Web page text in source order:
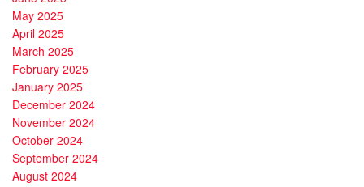
May 2025
April 2025
March 2025
February 2025
January 2025
December 2024
November 2024
October 2024
September 2024
August 2024